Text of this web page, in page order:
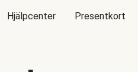
Hjälpcenter Presentkort